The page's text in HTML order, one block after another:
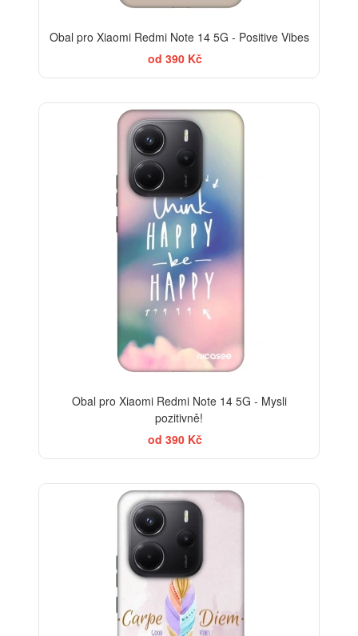
Obal pro Xiaomi Redmi Note 14 5G - Positive Vibes
od 390 Kč
Obal pro Xiaomi Redmi Note 14 5G - Mysli
pozitivně!
od 390 Kč